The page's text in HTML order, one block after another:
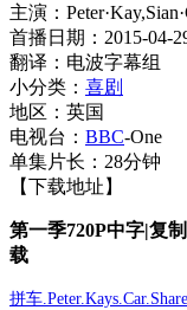
主演：
首播日期：2015-04-
翻译：电波字幕组
小分类： 喜剧
地区：英国
电视台： BBC-One
单集片长：28分钟
【下载地址】
第一季720P中字|复
载
拼车